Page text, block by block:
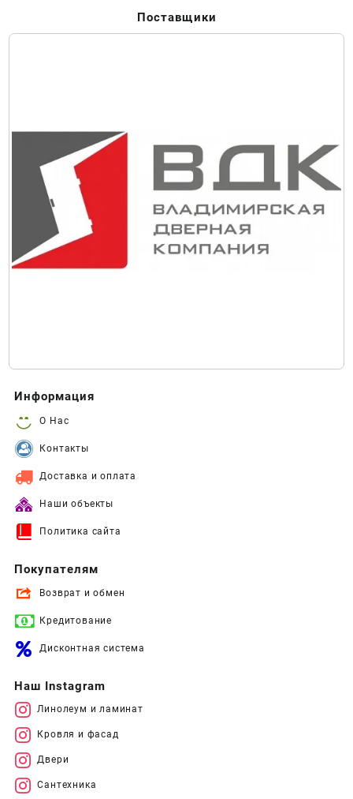
Поставщики
Информация
О Нас
Контакты
Доставка и оплата
Наши объекты
Политика сайта
Покупателям
Возврат и обмен
Кредитование
Дисконтная система
Наш Instagram
Линолеум и ламинат
Кровля и фасад
Двери
Сантехника